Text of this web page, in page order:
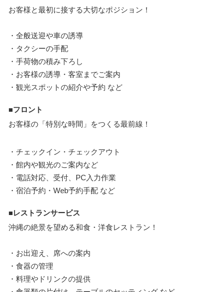
お客様と最初に接する大切なポジション！
・全般送迎や車の誘導
・タクシーの手配
・手荷物の積み下ろし
・お客様の誘導・客室までご案内
・観光スポットの紹介や予約 など
■フロント
お客様の「特別な時間」をつくる最前線！
・チェックイン・チェックアウト
・館内や観光のご案内など
・電話対応、受付、PC入力作業
・宿泊予約・Web予約手配 など
■レストランサービス
沖縄の絶景を望める和食・洋食レストラン！
・お出迎え、席への案内
・食器の管理
・料理やドリンクの提供